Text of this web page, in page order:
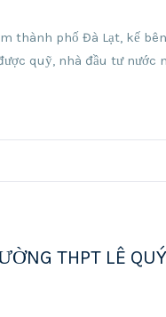
thành phố Đà Lạt, kế
quỹ, nhà đầu tư
THPT LÊ